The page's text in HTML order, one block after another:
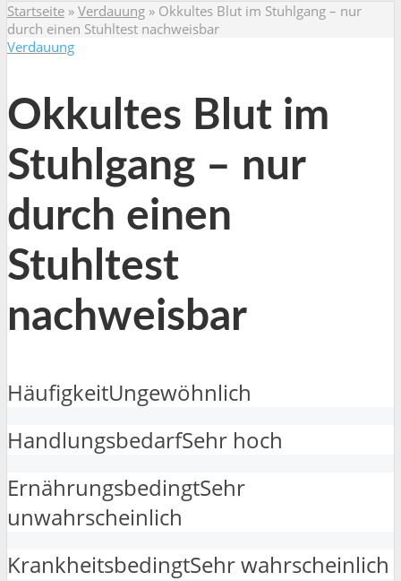
Startseite » Verdauung » Okkultes Blut im Stuhlgang – nur
durch einen Stuhltest nachweisbar
Verdauung
Okkultes Blut im
Stuhlgang – nur
durch einen
Stuhltest
nachweisbar
HäufigkeitUngewöhnlich
HandlungsbedarfSehr hoch
ErnährungsbedingtSehr
unwahrscheinlich
KrankheitsbedingtSehr wahrscheinlich